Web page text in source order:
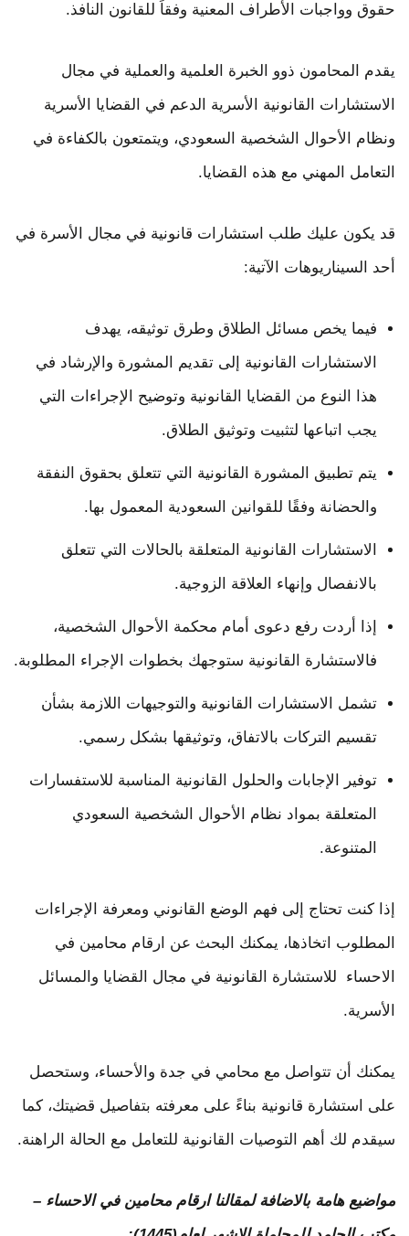
حقوق وواجبات الأطراف المعنية وفقاً للقانون النافذ.
يقدم المحامون ذوو الخبرة العلمية والعملية في مجال
الاستشارات القانونية الأسرية الدعم في القضايا الأسرية
ونظام الأحوال الشخصية السعودي، ويتمتعون بالكفاءة في
التعامل المهني مع هذه القضايا.
قد يكون عليك طلب استشارات قانونية في مجال الأسرة في
أحد السيناريوهات الآتية:
فيما يخص مسائل الطلاق وطرق توثيقه، يهدف
الاستشارات القانونية إلى تقديم المشورة والإرشاد في
هذا النوع من القضايا القانونية وتوضيح الإجراءات التي
يجب اتباعها لتثبيت وتوثيق الطلاق.
يتم تطبيق المشورة القانونية التي تتعلق بحقوق النفقة
والحضانة وفقًا للقوانين السعودية المعمول بها.
الاستشارات القانونية المتعلقة بالحالات التي تتعلق
بالانفصال وإنهاء العلاقة الزوجية.
إذا أردت رفع دعوى أمام محكمة الأحوال الشخصية،
فالاستشارة القانونية ستوجهك بخطوات الإجراء المطلوبة.
تشمل الاستشارات القانونية والتوجيهات اللازمة بشأن
تقسيم التركات بالاتفاق، وتوثيقها بشكل رسمي.
توفير الإجابات والحلول القانونية المناسبة للاستفسارات
المتعلقة بمواد نظام الأحوال الشخصية السعودي
المتنوعة.
إذا كنت تحتاج إلى فهم الوضع القانوني ومعرفة الإجراءات
المطلوب اتخاذها، يمكنك البحث عن ارقام محامين في
الاحساء للاستشارة القانونية في مجال القضايا والمسائل
الأسرية.
يمكنك أن تتواصل مع محامي في جدة والأحساء، وستحصل
على استشارة قانونية بناءً على معرفته بتفاصيل قضيتك، كما
سيقدم لك أهم التوصيات القانونية للتعامل مع الحالة الراهنة.
مواضيع هامة بالاضافة لمقالنا ارقام محامين في الاحساء –